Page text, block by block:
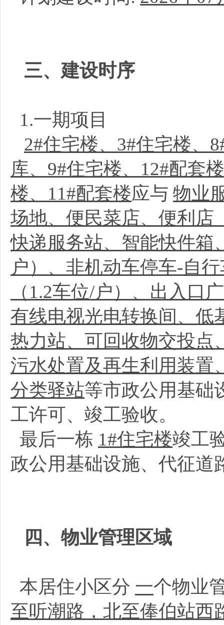
三、建设时序
1.一期项目
2#住宅楼、3#住宅楼、
库、9#住宅楼、12#配套
楼、11#配套楼应与 物业
场地、便民菜店、便利店
快递服务站、智能快件箱
户）、非机动车停车-自
（1.2车位/户）、出入口
有线电视光电转换间、低
热力站、可回收物交投点
污水处置及再生利用装置
分类驿站等市政公用基础
工许可、竣工验收。
最后一栋 1#住宅楼竣工
政公用基础设施、代征道
四、物业管理区域
本居住小区分 一个物业
至听潮路，北至俸伯站西